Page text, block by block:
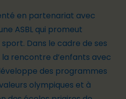
en partenariat avec
ASBL qui promeut
Dans le cadre de ses
rencontre d’enfants avec
des programmes
olympiques et à